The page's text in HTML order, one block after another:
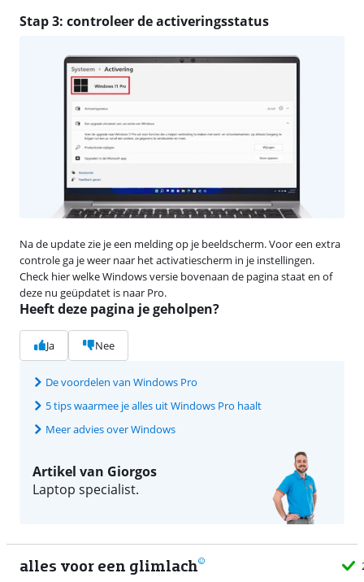
Stap 3: controleer de activeringsstatus
Na de update zie je een melding op je beeldscherm. Voor een extra
controle ga je weer naar het activatiescherm in je instellingen.
Check hier welke Windows versie bovenaan de pagina staat en of
deze nu geüpdatet is naar Pro.
Heeft deze pagina je geholpen?
Ja Nee
De voordelen van Windows Pro
5 tips waarmee je alles uit Windows Pro haalt
Meer advies over Windows
Artikel van Giorgos
Laptop specialist.
alles voor een glimlach